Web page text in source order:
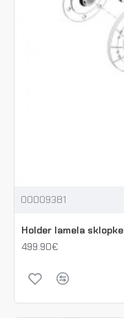
00009381
Holder lamela
499.90€